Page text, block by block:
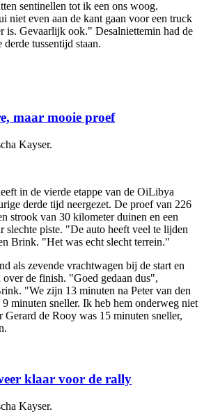
sentinellen tot ik een ons woog.
niet even aan de kant gaan voor een truck
is. Gevaarlijk ook." Desalniettemin had de
tussentijd staan.
maar mooie proef
Kayser.
in de vierde etappe van de OiLibya
derde tijd neergezet. De proef van 226
strook van 30 kilometer duinen en een
slechte piste. "De auto heeft veel te lijden
Brink. "Het was echt slecht terrein."
als zevende vrachtwagen bij de start en
de finish. "Goed gedaan dus",
"We zijn 13 minuten na Peter van den
minuten sneller. Ik heb hem onderweg niet
Gerard de Rooy was 15 minuten sneller,
klaar voor de rally
Kayser.